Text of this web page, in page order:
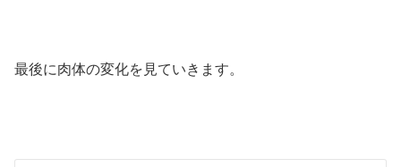
最後に肉体の変化を見ていきます。